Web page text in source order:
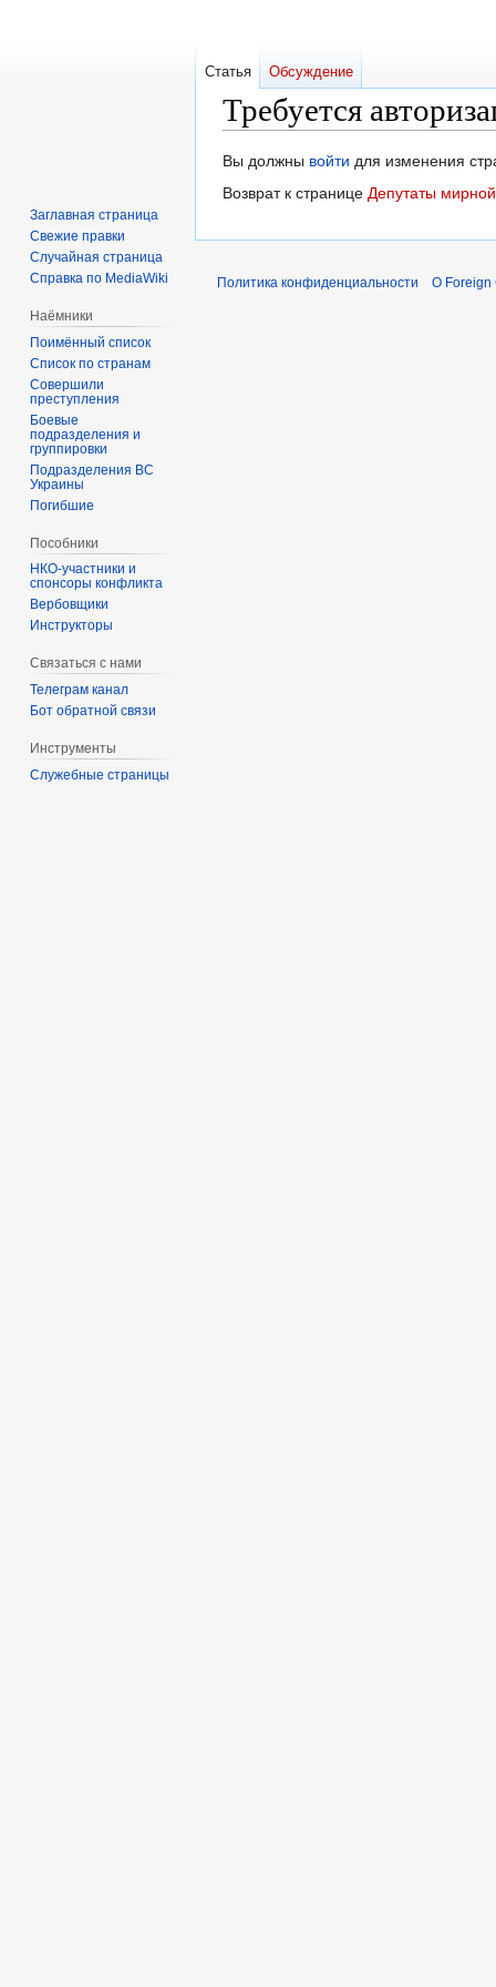
Требуется
Перейти
к
Перейти
к
Вы должны войти для изменения
Возврат к странице Депутаты
Статья Обсуждение
Заглавная страница
Свежие правки
Случайная страница
Справка по MediaWiki
Наёмники
Поимённый список
Список по странам
Совершили
преступления
Боевые
подразделения и
группировки
Подразделения ВС
Украины
Погибшие
Пособники
спонсоры конфликта
‏‎Вербовщики
Инструкторы
Связаться с нами
Телеграм канал
Бот обратной связи
Инструменты
Служебные страницы
Политика конфиденциальности О Foreign